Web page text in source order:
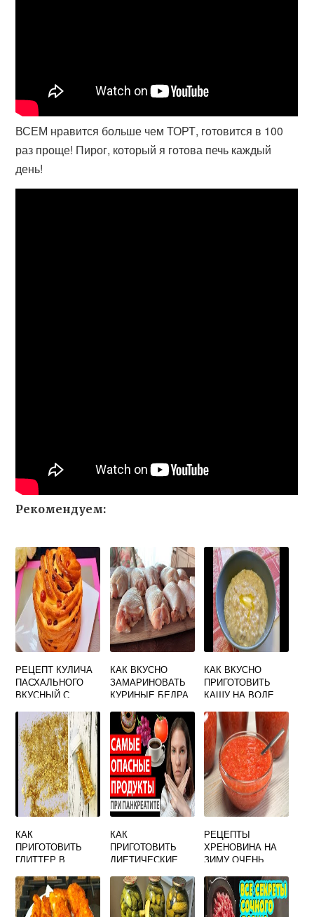
ВСЕМ нравится больше чем ТОРТ, готовится в 100
раз проще! Пирог, который я готова печь каждый
день!
Рекомендуем:
РЕЦЕПТ КУЛИЧА
ПАСХАЛЬНОГО
ВКУСНЫЙ С
КАК ВКУСНО
ЗАМАРИНОВАТЬ
КУРИНЫЕ БЕДРА
РЕЦЕПТ С ФОТО
ПОШАГОВО
КАК ВКУСНО
ПРИГОТОВИТЬ
КАШУ НА ВОДЕ
КАК
ПРИГОТОВИТЬ
ГЛИТТЕР В
УСЛОВИЯХ
ВКУСНО
КАК
ПРИГОТОВИТЬ
ДИЕТИЧЕСКИЕ
БЫСТРО И
ВКУСНО ПРИ
ПАНКРЕАТИТЕ
РЕЦЕПТЫ
ХРЕНОВИНА НА
ЗИМУ ОЧЕНЬ